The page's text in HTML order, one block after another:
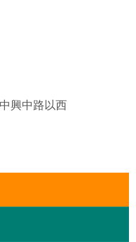
興中路以西